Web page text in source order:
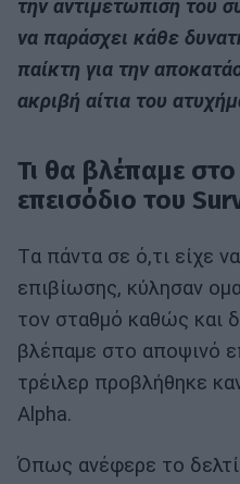
την αντιμετώπιση του
να παράσχει κάθε
παίκτη για την
ακριβή αίτια του
Τι θα βλέπαμε
επεισόδιο του
Tα πάντα σε ό,τι είχε
επιβίωσης, κύλησαν
τον σταθμό καθώς και
βλέπαμε στο αποψινό
τρέιλερ προβλήθηκε
Alpha.
Όπως ανέφερε το